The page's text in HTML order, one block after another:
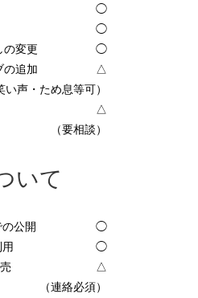
◯
◯
の変更
◯
の追加
△
い声・ため息等可）
△
（要相談）
いて
公開
◯
◯
△
（連絡必須）